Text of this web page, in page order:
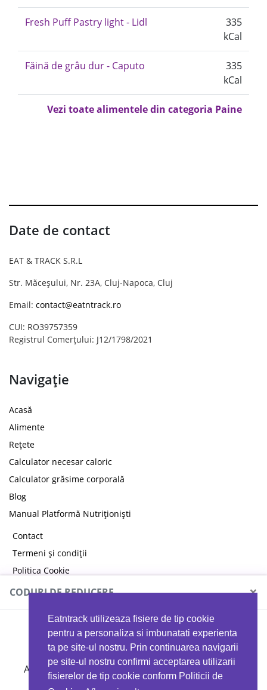
Eatntrack utilizeaza fisiere de tip cookie
pentru a personaliza si imbunatati experienta
ta pe site-ul nostru. Prin continuarea navigarii
pe site-ul nostru confirmi acceptarea utilizarii
fisierelor de tip cookie conform Politicii de
Fresh Puff Pastry light - Lidl
335
kCal
Făină de grâu dur - Caputo
335
kCal
Vezi toate alimentele din categoria Paine
Date de contact
EAT & TRACK S.R.L
Str. Măceșului, Nr. 23A, Cluj-Napoca, Cluj
Email: contact@eatntrack.ro
CUI: RO39757359
Registrul Comerțului: J12/1798/2021
Navigație
Acasă
Alimente
Rețete
Calculator necesar caloric
Calculator grăsime corporală
Blog
Manual Platformă Nutriționiști
Contact
Termeni și condiții
Politica Cookie
Politica de confidențialitate
CODURI DE REDUCERE ×
MYPROTEIN
Ai 40%reducere la orice comandă folosind codul
EATTRACK